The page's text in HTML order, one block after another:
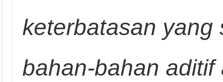
keterbatasan yang
bahan-bahan aditif